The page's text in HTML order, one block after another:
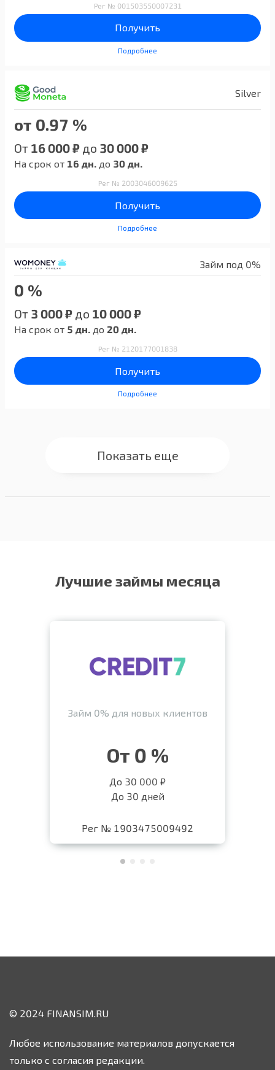
Рег № 001503550007231
Получить
Подробнее
Silver
от 0.97 %
От 16 000 ₽ до 30 000 ₽
На срок от 16 дн. до 30 дн.
Рег № 2003046009625
Получить
Подробнее
Займ под 0%
0 %
От 3 000 ₽ до 10 000 ₽
На срок от 5 дн. до 20 дн.
Рег № 2120177001838
Получить
Подробнее
Показать еще
Лучшие займы месяца
Займ 0% для новых клиентов
От 0 %
До 30 000 ₽
До 30 дней
Рег № 1903475009492
© 2024 FINANSIM.RU
Любое использование материалов допускается
только с согласия редакции.